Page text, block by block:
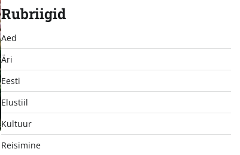
Rubriigid
Aed
Äri
Eesti
Elustiil
Kultuur
Reisimine